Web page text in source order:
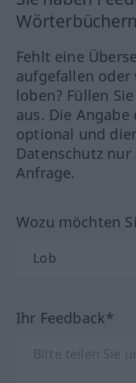
Fehlt eine
aufgefallen oder
loben? Füllen
aus. Die Angabe
optional und
Datenschutz
Anfrage.
Wozu möchten
Ihr Feedback*